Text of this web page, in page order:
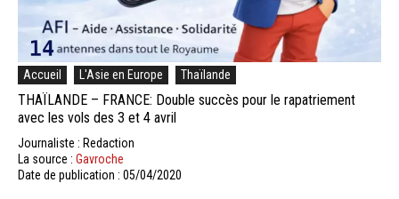
Accueil L'Asie en Europe Thaïlande
THAÏLANDE – FRANCE: Double succès pour le rapatriement
avec les vols des 3 et 4 avril
Journaliste : Redaction
La source : Gavroche
Date de publication : 05/04/2020